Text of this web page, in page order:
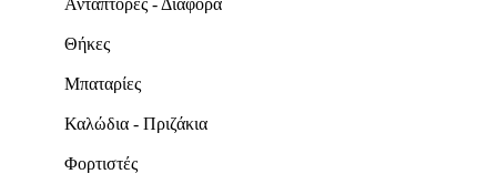
Θήκες
Μπαταρίες
Καλώδια - Πριζάκια
Φορτιστές